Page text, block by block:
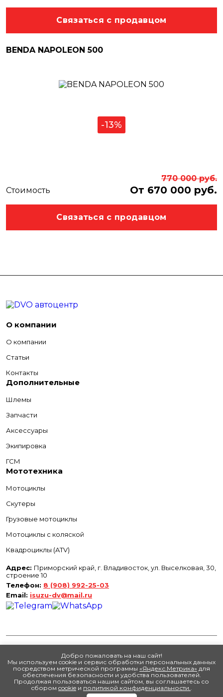
Связаться с продавцом
BENDA NAPOLEON 500
-13%
770 000 руб.
Стоимость
От 670 000 руб.
Связаться с продавцом
О компании
О компании
Статьи
Контакты
Дополнительные
Шлемы
Запчасти
Аксессуары
Экипировка
ГСМ
Мототехника
Мотоциклы
Скутеры
Грузовые мотоциклы
Мотоциклы с коляской
Квадроциклы (ATV)
Адрес: Приморский край, г. Владивосток, ул. Выселковая, 30,
строение 10
Телефон: 8 (908) 992-25-03
Email: isuzu-dv@mail.ru
©2026ООО "Исузу Приморье"
Сайт разработан -РА Аврора
Политика конфиденциальности
Обработка cookie
Добро пожаловать на наш сайт!
Мы используем cookie и сервис обработки персональных данных
посредством метрической программы «Яндекс.Метрика» для
обеспечения безопасности и удобства пользователей.
Продолжая пользоваться нашим сайтом, вы соглашаетесь со
сбором cookie и политикой конфиденциальности..
Акции и новинки
Новинки
Хиты
Распродажа